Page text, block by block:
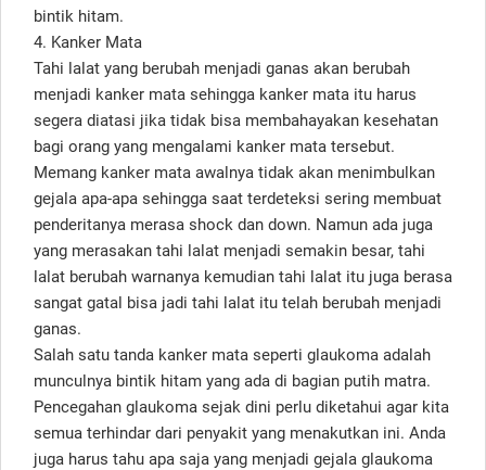
bintik hitam.
4. Kanker Mata
Tahi lalat yang berubah menjadi ganas akan berubah
menjadi kanker mata sehingga kanker mata itu harus
segera diatasi jika tidak bisa membahayakan kesehatan
bagi orang yang mengalami kanker mata tersebut.
Memang kanker mata awalnya tidak akan menimbulkan
gejala apa-apa sehingga saat terdeteksi sering membuat
penderitanya merasa shock dan down. Namun ada juga
yang merasakan tahi lalat menjadi semakin besar, tahi
lalat berubah warnanya kemudian tahi lalat itu juga berasa
sangat gatal bisa jadi tahi lalat itu telah berubah menjadi
ganas.
Salah satu tanda kanker mata seperti glaukoma adalah
munculnya bintik hitam yang ada di bagian putih matra.
Pencegahan glaukoma sejak dini perlu diketahui agar kita
semua terhindar dari penyakit yang menakutkan ini. Anda
juga harus tahu apa saja yang menjadi gejala glaukoma